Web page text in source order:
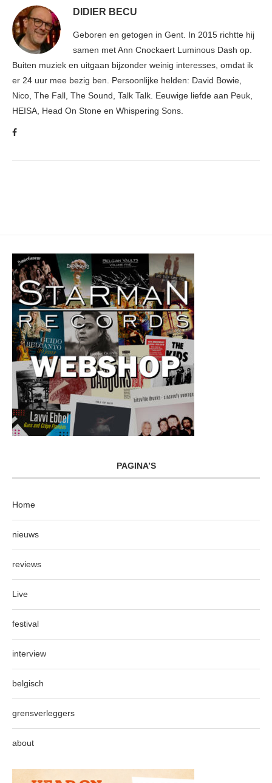
DIDIER BECU
Geboren en getogen in Gent. In 2015 richtte hij
samen met Ann Cnockaert Luminous Dash op.
Buiten muziek en uitgaan bijzonder weinig interesses, omdat ik
er 24 uur mee bezig ben. Persoonlijke helden: David Bowie,
Nico, The Fall, The Sound, Talk Talk. Eeuwige liefde aan Peuk,
HEISA, Head On Stone en Whispering Sons.
PAGINA’S
Home
nieuws
reviews
Live
festival
interview
belgisch
grensverleggers
about